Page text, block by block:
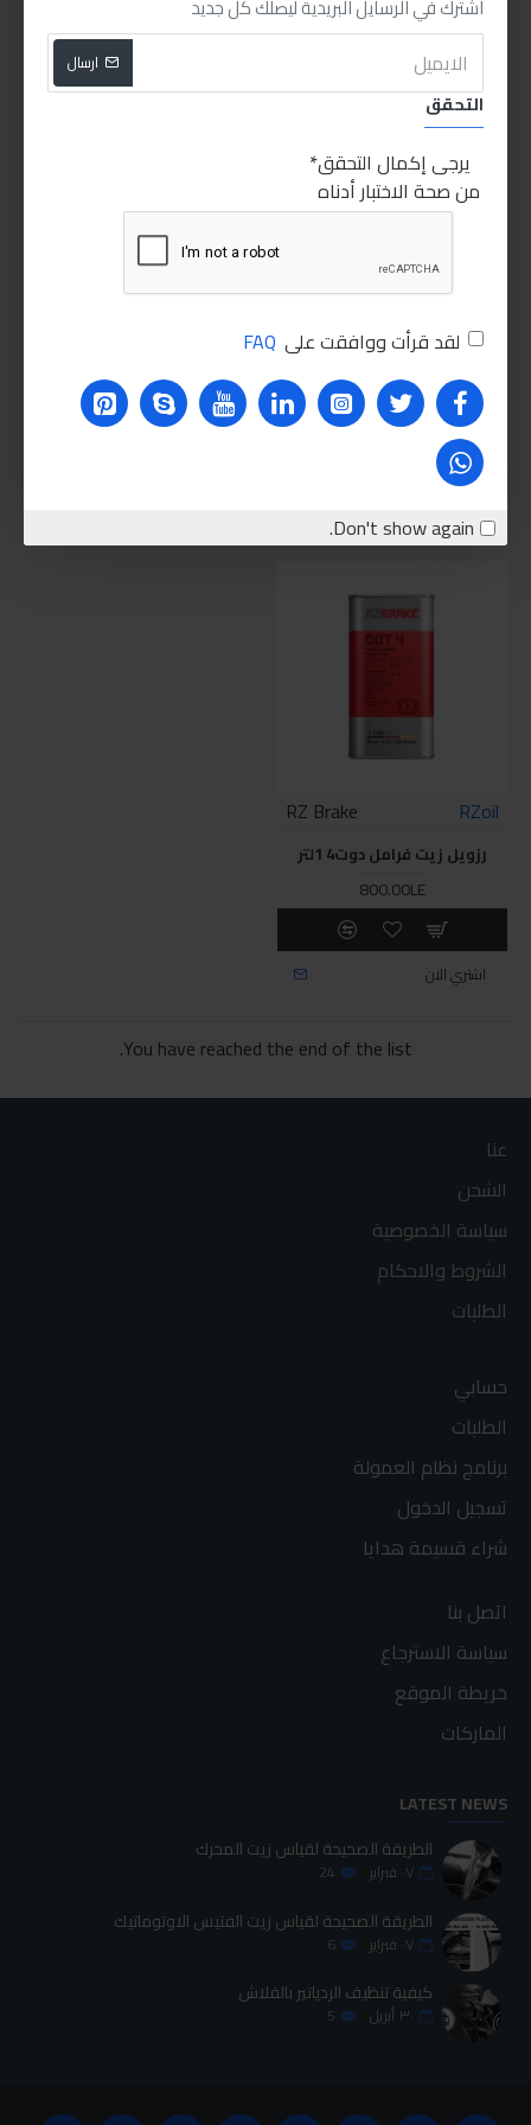
اشترك في الرسايل البريدية ليصلك كل جديد
ارسال
التحقق
يرجى إكمال التحقق
من صحة الاختبار أدناه
لقد قرأت ووافقت على FAQ
Don't show again.
اشتري الان اشتري الان
RZoil
RZ59M
رزويل RZ59M اسبراى تيل فرامل
500مل
500.00LE
اشتري الان
للاسف غير متوفر حاليا
RZoil
رزويل RZ63M فوم منظف ماتور
خارجي
210.00LE
RZoil
RZ Brake
رزويل زيت فرامل دوت4 1لتر
800.00LE
اشتري الان
You have reached the end of the list.
عنا
الشحن
سياسة الخصوصية
الشروط والاحكام
الطلبات
حسابي
الطلبات
برنامج نظام العمولة
تسجيل الدخول
شراء قسيمة هدايا
اتصل بنا
سياسة الاسترجاع
خريطة الموقع
الماركات
LATEST NEWS
الطريقة الصحيحة لقياس زيت المحرك
٠٧ فبراير 24
الطريقة الصحيحة لقياس زيت الفتيس الاوتوماتيك
٠٧ فبراير 6
كيفية تنظيف الردياتير بالفلاش
٣٠ أبريل 5